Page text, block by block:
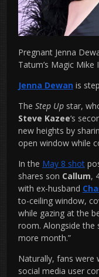
Pregnant Jenna
Tatum’s Magic Mike
Jenna Dewan is
The Step Up star,
Steve Kazee‘s
new heights by
open window while
In the May 8 shot
shares son Callum,
with ex-husband
to-ceiling window,
while gazing at the
room. Alongside the
more month.”
Naturally, fans were
social media user